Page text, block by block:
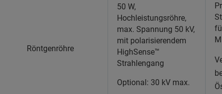
Röntgenröhre
50 W,
Hochleistungsröhre,
max. Spannung 50 kV,
mit polarisierendem
HighSense™
Strahlengang
Optional: 30 kV max.